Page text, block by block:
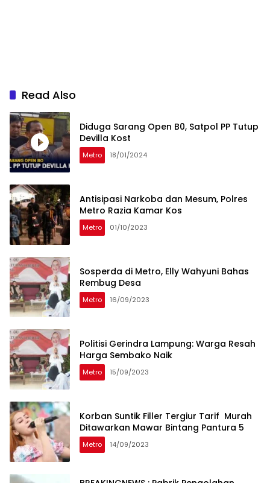
Read Also
Diduga Sarang Open B0, Satpol PP Tutup
Devilla Kost
Metro 18/01/2024
Antisipasi Narkoba dan Mesum, Polres
Metro Razia Kamar Kos
Metro 01/10/2023
Sosperda di Metro, Elly Wahyuni Bahas
Rembug Desa
Metro 16/09/2023
Politisi Gerindra Lampung: Warga Resah
Harga Sembako Naik
Metro 15/09/2023
Korban Suntik Filler Tergiur Tarif Murah
Ditawarkan Mawar Bintang Pantura 5
Metro 14/09/2023